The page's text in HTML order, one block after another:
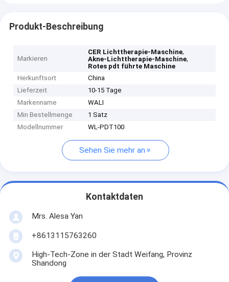
Produkt-Beschreibung
Markieren
CER Lichttherapie-Maschine,
Akne-Lichttherapie-Maschine,
Rotes pdt führte Maschine
Herkunftsort
China
Lieferzeit
10-15 Tage
Markenname
WALI
Min Bestellmenge
1 Satz
Modellnummer
WL-PDT100
Sehen Sie mehr an
Kontaktdaten
Mrs. Alesa Yan
+8613115763260
High-Tech-Zone in der Stadt Weifang, Provinz
Shandong